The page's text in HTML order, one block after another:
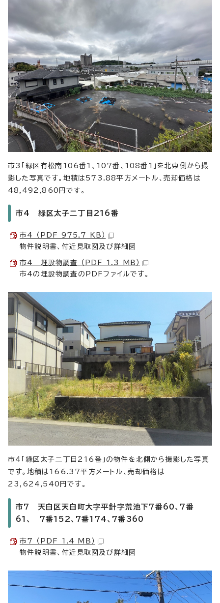
市3「緑区有松南106番1、107番、108番1」を北東側から撮
影した写真です。地積は573.88平方メートル、売却価格は
48,492,860円です。
市4 緑区太子二丁目216番
市4 （PDF 975.7 KB）
物件説明書、付近見取図及び詳細図
市4 埋設物調査 （PDF 1.3 MB）
市4の埋設物調査のPDFファイルです。
市4「緑区太子二丁目216番」の物件を北側から撮影した写真
です。地積は166.37平方メートル、売却価格は
23,624,540円です。
市7 天白区天白町大字平針字荒池下7番60、7番
61、 7番152、7番174、7番360
市7 （PDF 1.4 MB）
物件説明書、付近見取図及び詳細図